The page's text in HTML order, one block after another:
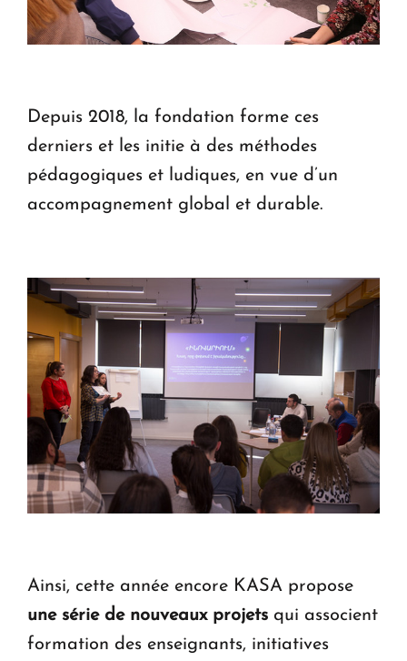
Depuis 2018, la fondation forme ces
derniers et les initie à des méthodes
pédagogiques et ludiques, en vue d’un
accompagnement global et durable.
Ainsi, cette année encore KASA propose
une série de nouveaux projets qui associent
formation des enseignants, initiatives